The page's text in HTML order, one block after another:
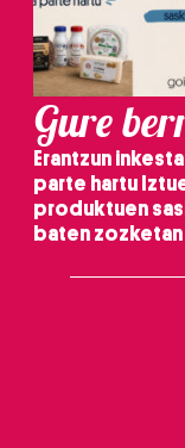
Gure
Erantzun
parte hartu
produktuen
baten zozketan